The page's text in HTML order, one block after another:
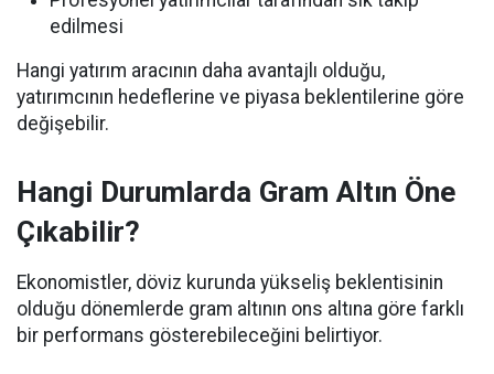
edilmesi
Hangi yatırım aracının daha avantajlı olduğu,
yatırımcının hedeflerine ve piyasa beklentilerine göre
değişebilir.
Hangi Durumlarda Gram Altın Öne
Çıkabilir?
Ekonomistler, döviz kurunda yükseliş beklentisinin
olduğu dönemlerde gram altının ons altına göre farklı
bir performans gösterebileceğini belirtiyor.